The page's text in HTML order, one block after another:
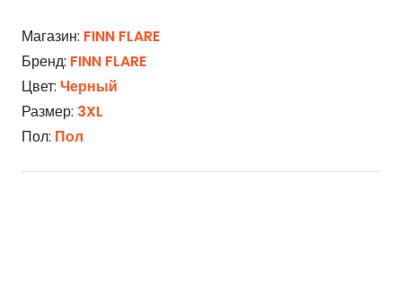
Магазин: FINN FLARE
Бренд: FINN FLARE
Цвет: Черный
Размер: 3XL
Пол: Пол